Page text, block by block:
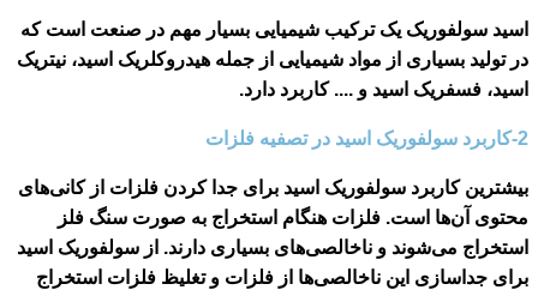
اسید سولفوریک یک ترکیب شیمیایی بسیار مهم در صنعت است که
در تولید بسیاری از مواد شیمیایی از جمله هیدروکلریک اسید، نیتریک
اسید، فسفریک اسید و .... کاربرد دارد.
2-کاربرد سولفوریک اسید در تصفیه فلزات
بیشترین کاربرد سولفوریک اسید برای جدا کردن فلزات از کانی‌های
محتوی آن‌ها است. فلزات هنگام استخراج به صورت سنگ فلز
استخراج می‌شوند و ناخالصی‌های بسیاری دارند. از سولفوریک اسید
برای جداسازی این ناخالصی‌ها از فلزات و تغلیظ فلزات استخراج